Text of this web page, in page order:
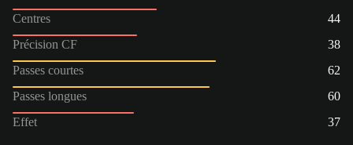
Centres
44
Précision CF
38
Passes courtes
62
Passes longues
60
Effet
37